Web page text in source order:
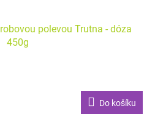
polevou Trutna - dóza
450g
Do košíku